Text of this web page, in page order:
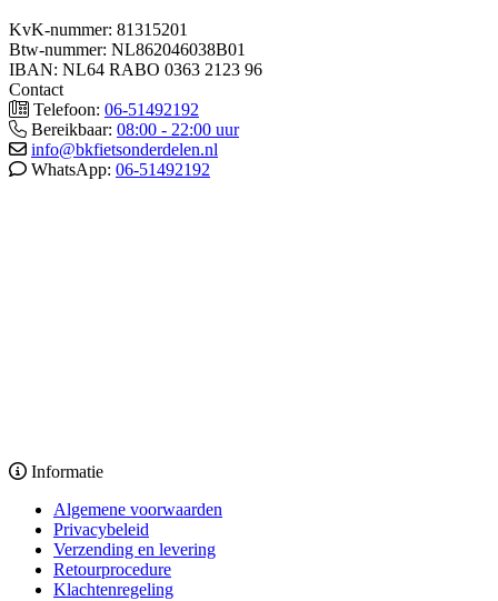
KvK-nummer: 81315201
Btw-nummer: NL862046038B01
IBAN: NL64 RABO 0363 2123 96
Contact
Telefoon: 06-51492192
Bereikbaar: 08:00 - 22:00 uur
info@bkfietsonderdelen.nl
WhatsApp: 06-51492192
Informatie
Algemene voorwaarden
Privacybeleid
Verzending en levering
Retourprocedure
Klachtenregeling